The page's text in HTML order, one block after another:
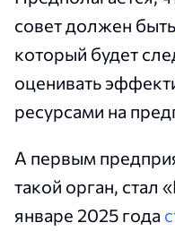
совет должен быть
который будет
оценивать
ресурсами на
А первым
такой орган, стал
январе 2025 года